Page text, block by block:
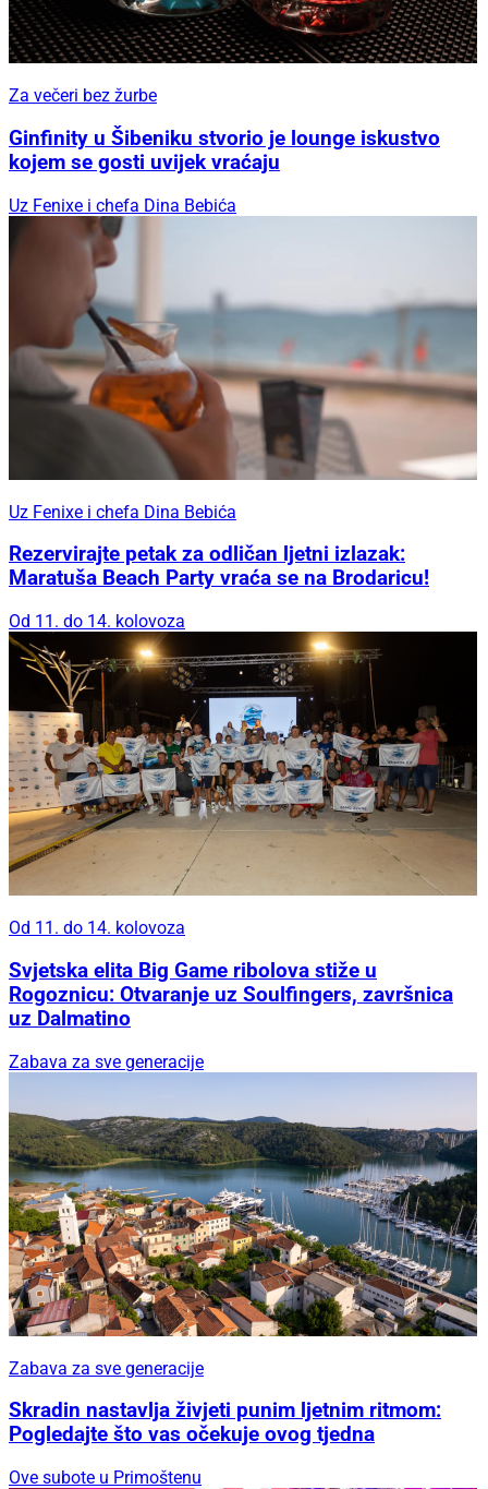
Za večeri bez žurbe
Ginfinity u Šibeniku stvorio je lounge iskustvo
kojem se gosti uvijek vraćaju
Uz Fenixe i chefa Dina Bebića
Uz Fenixe i chefa Dina Bebića
Rezervirajte petak za odličan ljetni izlazak:
Maratuša Beach Party vraća se na Brodaricu!
Od 11. do 14. kolovoza
Od 11. do 14. kolovoza
Svjetska elita Big Game ribolova stiže u
Rogoznicu: Otvaranje uz Soulfingers, završnica
uz Dalmatino
Zabava za sve generacije
Zabava za sve generacije
Skradin nastavlja živjeti punim ljetnim ritmom:
Pogledajte što vas očekuje ovog tjedna
Ove subote u Primoštenu